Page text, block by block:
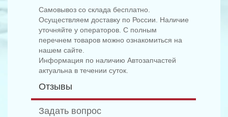
Самовывоз со склада бесплатно.
Осуществляем доставку по России. Наличие
уточняйте у операторов. С полным
перечнем товаров можно ознакомиться на
нашем сайте.
Информация по наличию Автозапчастей
актуальна в течении суток.
Отзывы
Задать вопрос